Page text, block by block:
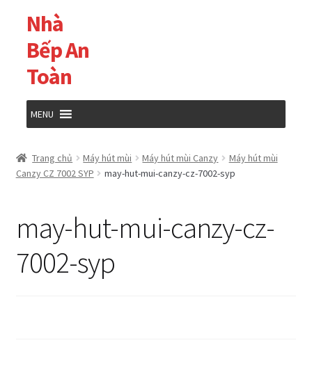
Đi
đến
Điều
hướng
Chuyển
đến
nội
dung
Nhà
Bếp An
Toàn
MENU
Cửa hàng
Giỏ hàng
Tài khoản của tôi
Trang chủ Máy hút mùi Máy hút mùi Canzy
Máy hút mùi
Canzy CZ 7002 SYP
may-hut-mui-canzy-cz-7002-syp
may-hut-mui-canzy-cz-
7002-syp